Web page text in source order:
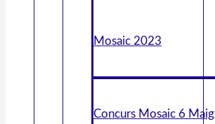
Mosaic 2023
Concurs Mosaic 6 Maig